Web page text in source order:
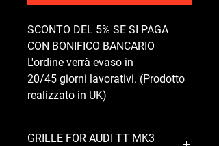
SCONTO DEL 5% SE SI PAGA
CON BONIFICO BANCARIO
L'ordine verrà evaso in
20/45 giorni lavorativi. (Prodotto
realizzato in UK)
GRILLE FOR AUDI TT MK3